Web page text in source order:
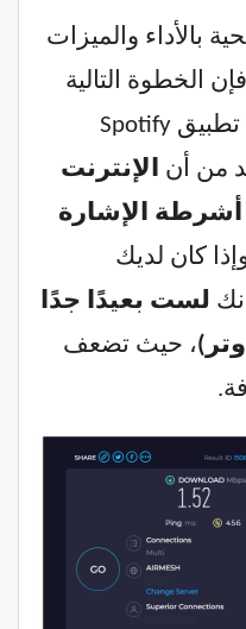
بالأداء والميزات
الخطوة التالية
التي يمكنك اتخاذها لجعل تطبيق Spotify
من أن
الإنترنت
أشرطة الإشارة
كان لديك
لست بعيدًا جدًا
، حيث تضعف